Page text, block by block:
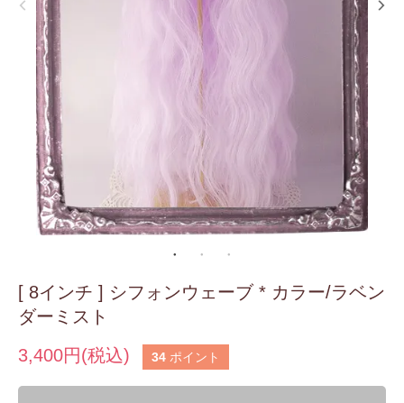
[ 8インチ ] シフォンウェーブ * カラー/ラベン
ダーミスト
3,400円(税込)
34 ポイント